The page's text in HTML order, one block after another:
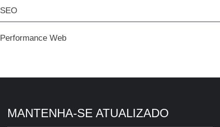
SEO
Performance Web
MANTENHA-SE ATUALIZADO